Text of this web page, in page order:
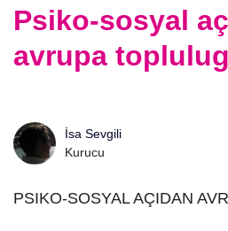
Psiko-sosyal
avrupa
İsa Sevgili
Kurucu
PSIKO-SOSYAL AÇIDAN